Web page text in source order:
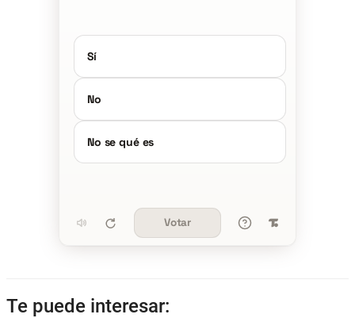
Sí
No
No se qué es
Votar
Te puede interesar: